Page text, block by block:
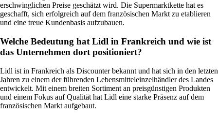
erschwinglichen Preise geschätzt wird. Die Supermarktkette hat es
geschafft, sich erfolgreich auf dem französischen Markt zu etablieren
und eine treue Kundenbasis aufzubauen.
Welche Bedeutung hat Lidl in Frankreich und wie ist
das Unternehmen dort positioniert?
Lidl ist in Frankreich als Discounter bekannt und hat sich in den letzten
Jahren zu einem der führenden Lebensmitteleinzelhändler des Landes
entwickelt. Mit einem breiten Sortiment an preisgünstigen Produkten
und einem Fokus auf Qualität hat Lidl eine starke Präsenz auf dem
französischen Markt aufgebaut.